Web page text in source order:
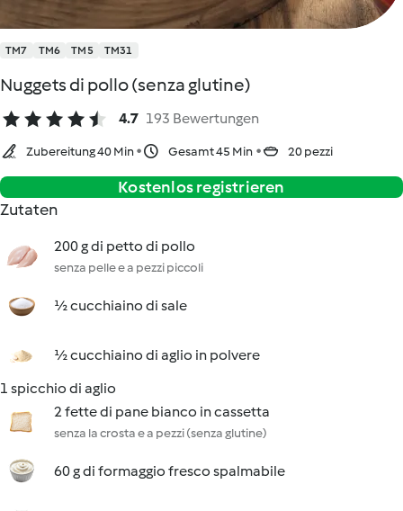
TM7 TM6 TM5 TM31
Nuggets di pollo (senza glutine)
4.7 193 Bewertungen
Zubereitung 40 Min Gesamt 45 Min 20 pezzi
Kostenlos registrieren
Zutaten
200 g di petto di pollo
senza pelle e a pezzi piccoli
½ cucchiaino di sale
½ cucchiaino di aglio in polvere
1 spicchio di aglio
2 fette di pane bianco in cassetta
senza la crosta e a pezzi (senza glutine)
60 g di formaggio fresco spalmabile